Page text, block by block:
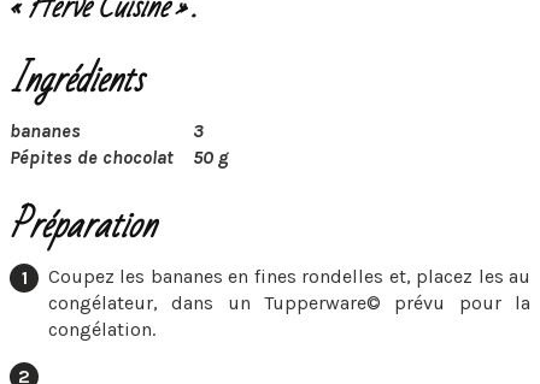
Ingrédients
bananes
3
Pépites de chocolat
50 g
Préparation
Coupez les bananes en fines rondelles et, placez les au
congélateur, dans un Tupperware© prévu pour la
congélation.